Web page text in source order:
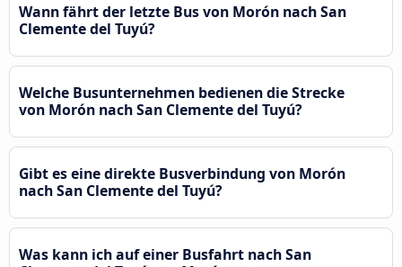
Wann fährt der letzte Bus von Morón nach San
Clemente del Tuyú?
Welche Busunternehmen bedienen die Strecke
von Morón nach San Clemente del Tuyú?
Gibt es eine direkte Busverbindung von Morón
nach San Clemente del Tuyú?
Was kann ich auf einer Busfahrt nach San